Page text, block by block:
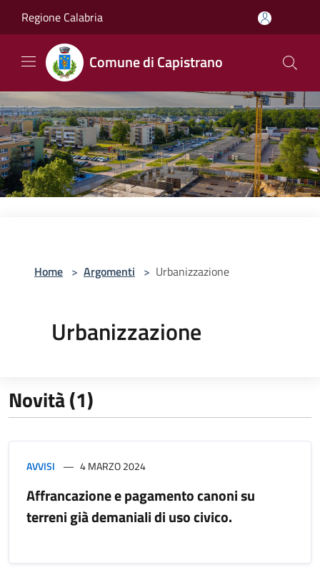
Regione Calabria
Comune di Capistrano
Home > Argomenti > Urbanizzazione
Urbanizzazione
Novità (1)
AVVISI 4 MARZO 2024
Affrancazione e pagamento canoni su
terreni già demaniali di uso civico.